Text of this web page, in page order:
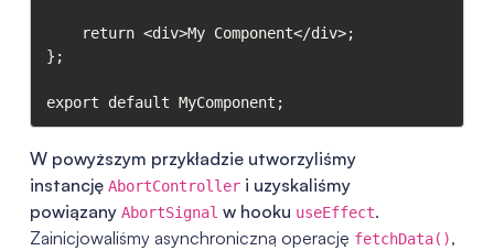
};
export default MyComponent;
W powyższym przykładzie utworzyliśmy
instancję AbortControlleri uzyskaliśmy
powiązany AbortSignal w hooku useEffect.
Zainicjowaliśmy asynchroniczną operację fetchData(),